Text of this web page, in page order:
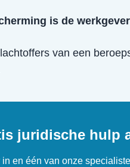
is de
van een
juridische hulp
en één van onze